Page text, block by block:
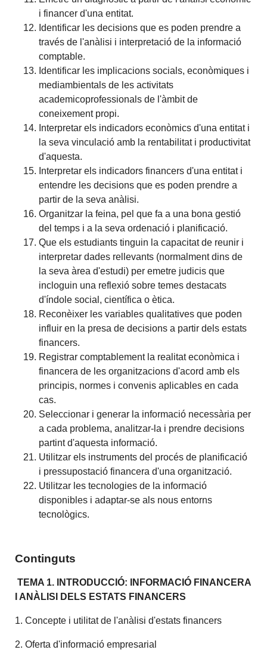
i financer d'una entitat.
Identificar les decisions que es poden prendre a
través de l'anàlisi i interpretació de la informació
comptable.
Identificar les implicacions socials, econòmiques i
mediambientals de les activitats
academicoprofessionals de l'àmbit de
coneixement propi.
Interpretar els indicadors econòmics d'una entitat i
la seva vinculació amb la rentabilitat i productivitat
d'aquesta.
Interpretar els indicadors financers d'una entitat i
entendre les decisions que es poden prendre a
partir de la seva anàlisi.
Organitzar la feina, pel que fa a una bona gestió
del temps i a la seva ordenació i planificació.
Que els estudiants tinguin la capacitat de reunir i
interpretar dades rellevants (normalment dins de
la seva àrea d'estudi) per emetre judicis que
incloguin una reflexió sobre temes destacats
d'índole social, científica o ètica.
Reconèixer les variables qualitatives que poden
influir en la presa de decisions a partir dels estats
financers.
Registrar comptablement la realitat econòmica i
financera de les organitzacions d'acord amb els
principis, normes i convenis aplicables en cada
cas.
Seleccionar i generar la informació necessària per
a cada problema, analitzar-la i prendre decisions
partint d'aquesta informació.
Utilitzar els instruments del procés de planificació
i pressupostació financera d'una organització.
Utilitzar les tecnologies de la informació
disponibles i adaptar-se als nous entorns
tecnològics.
Continguts
TEMA 1. INTRODUCCIÓ: INFORMACIÓ FINANCERA
I ANÀLISI DELS ESTATS FINANCERS
1. Concepte i utilitat de l'anàlisi d'estats financers
2. Oferta d'informació empresarial